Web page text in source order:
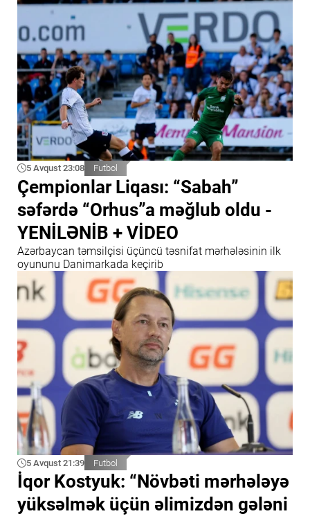
5 Avqust 23:08 Futbol
Çempionlar Liqası: “Sabah”
səfərdə “Orhus”a məğlub oldu -
YENİLƏNİB + VİDEO
Azərbaycan təmsilçisi üçüncü təsnifat mərhələsinin ilk
oyununu Danimarkada keçirib
5 Avqust 21:39 Futbol
İqor Kostyuk: “Növbəti mərhələyə
yüksəlmək üçün əlimizdən gələni